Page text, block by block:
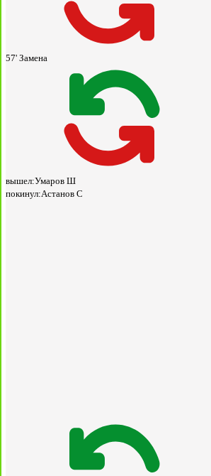
57' Замена
вышел:Умаров Ш
покинул:Астанов С